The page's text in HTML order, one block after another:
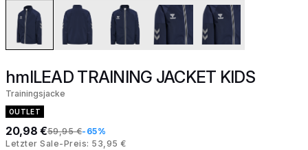
hmlLEAD TRAINING JACKET KIDS
Trainingsjacke
OUTLET
20,98 €59,95 €-65%
Letzter Sale-Preis: 53,95 €